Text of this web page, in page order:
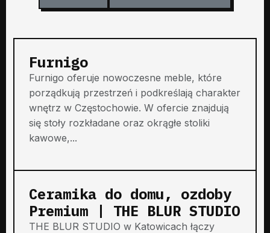
Furnigo
Furnigo oferuje nowoczesne meble, które
porządkują przestrzeń i podkreślają charakter
wnętrz w Częstochowie. W ofercie znajdują
się stoły rozkładane oraz okrągłe stoliki
kawowe,...
Ceramika do domu, ozdoby
Premium | THE BLUR STUDIO
THE BLUR STUDIO w Katowicach łączy